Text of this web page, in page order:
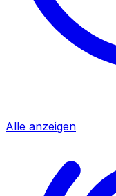
Alle anzeigen